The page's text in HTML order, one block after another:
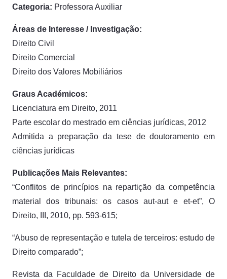
Categoria: Professora Auxiliar
Áreas de Interesse / Investigação:
Direito Civil
Direito Comercial
Direito dos Valores Mobiliários
Graus Académicos:
Licenciatura em Direito, 2011
Parte escolar do mestrado em ciências jurídicas, 2012
Admitida a preparação da tese de doutoramento em
ciências jurídicas
Publicações Mais Relevantes:
“Conflitos de princípios na repartição da competência
material dos tribunais: os casos aut-aut e et-et”, O
Direito, III, 2010, pp. 593-615;
“Abuso de representação e tutela de terceiros: estudo de
Direito comparado”;
Revista da Faculdade de Direito da Universidade de